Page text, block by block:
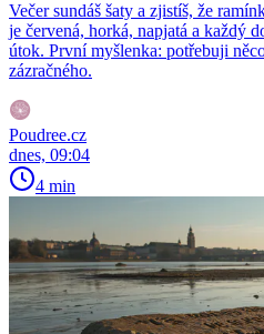
Večer sundáš šaty a zjistíš, že
je červená, horká, napjatá a každý
útok. První myšlenka: potřebuji
zázračného.
Poudree.cz
dnes, 09:04
4 min